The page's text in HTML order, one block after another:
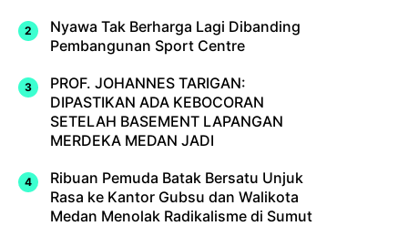
Nyawa Tak Berharga Lagi Dibanding
Pembangunan Sport Centre
PROF. JOHANNES TARIGAN:
DIPASTIKAN ADA KEBOCORAN
SETELAH BASEMENT LAPANGAN
MERDEKA MEDAN JADI
Ribuan Pemuda Batak Bersatu Unjuk
Rasa ke Kantor Gubsu dan Walikota
Medan Menolak Radikalisme di Sumut